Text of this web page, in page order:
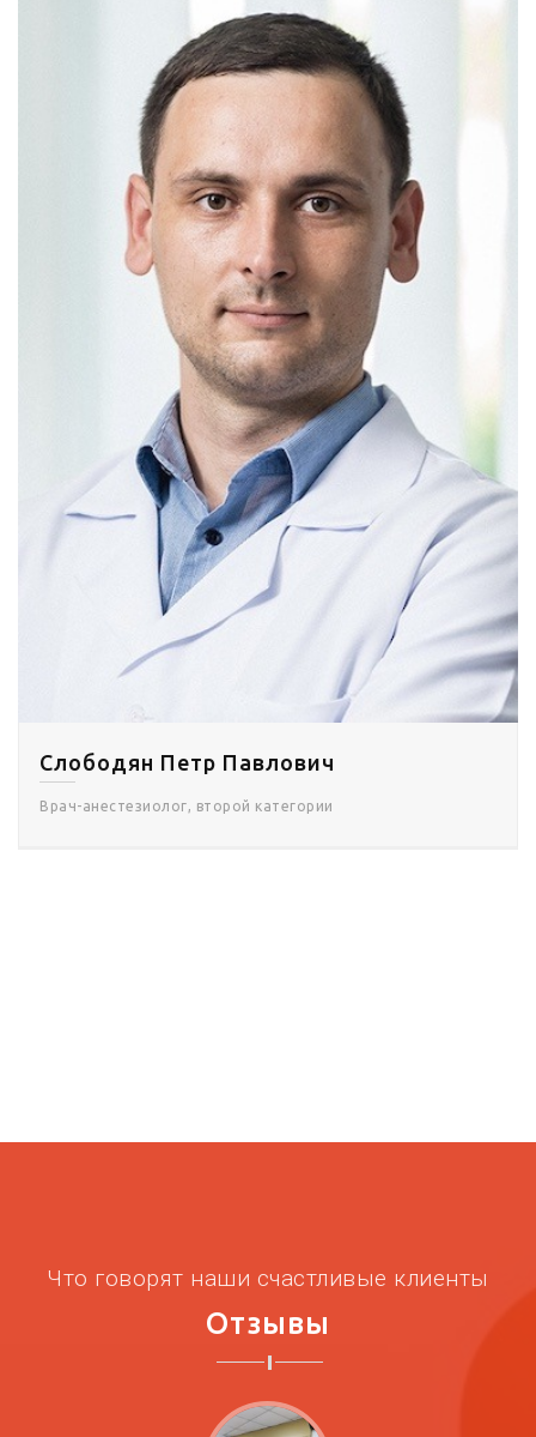
Слободян Петр Павлович
Врач-анестезиолог, второй категории
Что говорят наши счастливые клиенты
Отзывы